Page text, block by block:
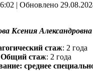
| Обновлено
Ксения Александровна
стаж: 2 года
Общий стаж: 2 года
среднее